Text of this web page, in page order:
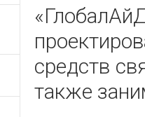
средств
также